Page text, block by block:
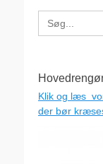
Search
for:
Klik og læs
der bør